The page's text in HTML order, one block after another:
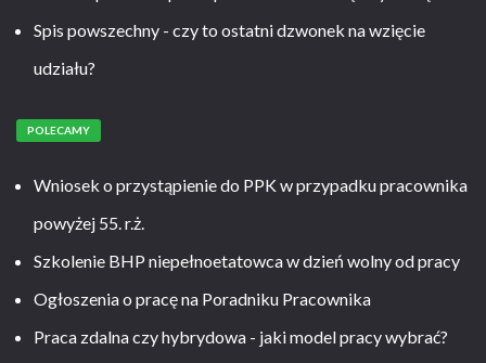
Spis powszechny - czy to ostatni dzwonek na wzięcie
udziału?
POLECAMY
Wniosek o przystąpienie do PPK w przypadku pracownika
powyżej 55. r.ż.
Szkolenie BHP niepełnoetatowca w dzień wolny od pracy
Ogłoszenia o pracę na Poradniku Pracownika
Praca zdalna czy hybrydowa - jaki model pracy wybrać?